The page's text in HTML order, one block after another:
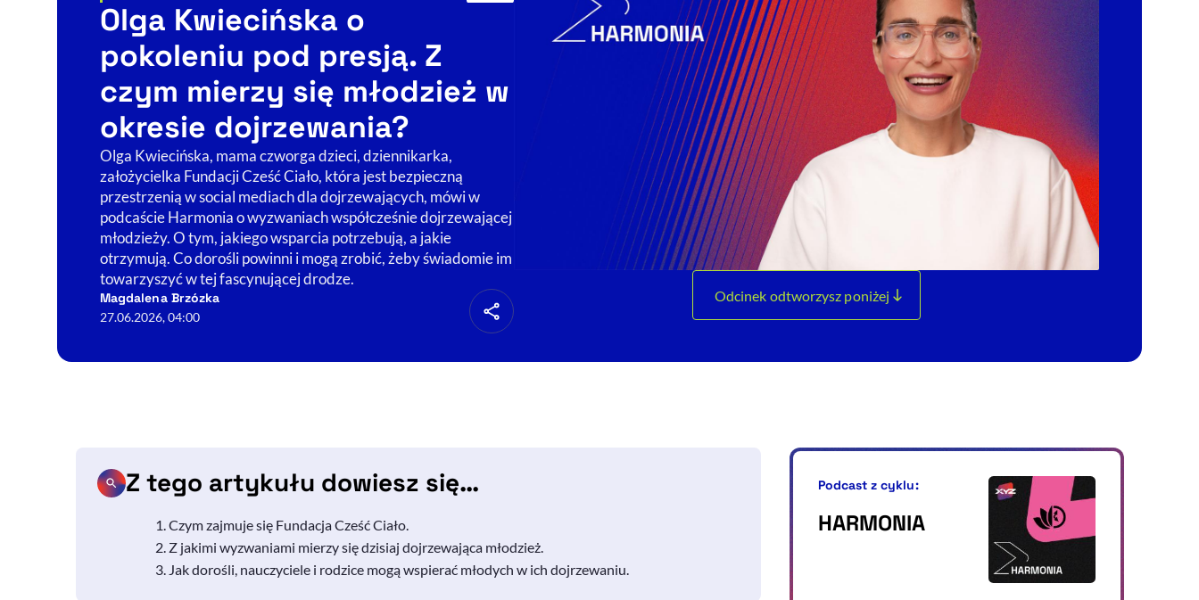
Sprawdź, jak i dlaczego zwiększamy dostępność
Deklaracja dostępności, otwiera się w nowym oknie
Zgłoś problem
, otwiera się w
Olga Kwiecińska o
pokoleniu pod presją. Z
czym mierzy się młodzież w
okresie dojrzewania?
Olga Kwiecińska, mama czworga dzieci, dziennikarka,
założycielka Fundacji Cześć Ciało, która jest bezpieczną
przestrzenią w social mediach dla dojrzewających, mówi w
podcaście Harmonia o wyzwaniach współcześnie dojrzewającej
młodzieży. O tym, jakiego wsparcia potrzebują, a jakie
otrzymują. Co dorośli powinni i mogą zrobić, żeby świadomie im
towarzyszyć w tej fascynującej drodze.
Magdalena Brzózka
27.06.2026, 04:00
Odcinek odtworzysz poniżej
Z tego artykułu dowiesz się…
Czym zajmuje się Fundacja Cześć Ciało.
Z jakimi wyzwaniami mierzy się dzisiaj dojrzewająca młodzież.
Jak dorośli, nauczyciele i rodzice mogą wspierać młodych w ich dojrzewaniu.
Podcast z cyklu:
HARMONIA